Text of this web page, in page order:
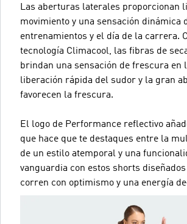
Las aberturas laterales proporcionan
movimiento y una sensación dinámica
entrenamientos y el día de la carrera.
tecnología Climacool, las fibras de
brindan una sensación de frescura en
liberación rápida del sudor y la gran
favorecen la frescura.
El logo de Performance reflectivo
que hace que te destaques entre la
de un estilo atemporal y una
vanguardia con estos shorts
corren con optimismo y una energía